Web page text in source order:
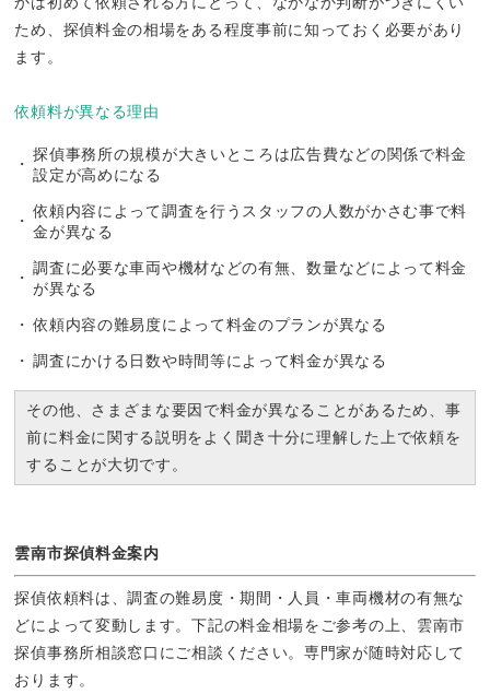
ため、探偵料金の相場をある程度事前に知っておく必要があり
ます。
依頼料が異なる理由
探偵事務所の規模が大きいところは広告費などの関係で料金
設定が高めになる
依頼内容によって調査を行うスタッフの人数がかさむ事で料
金が異なる
調査に必要な車両や機材などの有無、数量などによって料金
が異なる
依頼内容の難易度によって料金のプランが異なる
調査にかける日数や時間等によって料金が異なる
その他、さまざまな要因で料金が異なることがあるため、事
前に料金に関する説明をよく聞き十分に理解した上で依頼を
することが大切です。
雲南市探偵料金案内
探偵依頼料は、調査の難易度・期間・人員・車両機材の有無な
どによって変動します。下記の料金相場をご参考の上、雲南市
探偵事務所相談窓口にご相談ください。専門家が随時対応して
おります。